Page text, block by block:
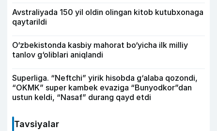
Avstraliyada 150 yil oldin olingan kitob kutubxonaga
qaytarildi
O‘zbekistonda kasbiy mahorat bo‘yicha ilk milliy
tanlov g‘oliblari aniqlandi
Superliga. “Neftchi” yirik hisobda g‘alaba qozondi,
“OKMK” super kambek evaziga “Bunyodkor”dan
ustun keldi, “Nasaf” durang qayd etdi
Tavsiyalar